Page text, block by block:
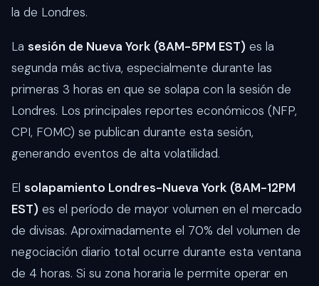
la de Londres.
La sesión de Nueva York (8AM-5PM EST) es la
segunda más activa, especialmente durante las
primeras 3 horas en que se solapa con la sesión de
Londres. Los principales reportes económicos (NFP,
CPI, FOMC) se publican durante esta sesión,
generando eventos de alta volatilidad.
El solapamiento Londres-Nueva York (8AM-12PM
EST) es el período de mayor volumen en el mercado
de divisas. Aproximadamente el 70% del volumen de
negociación diario total ocurre durante esta ventana
de 4 horas. Si su zona horaria le permite operar en